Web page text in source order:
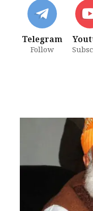
Telegram
Follow